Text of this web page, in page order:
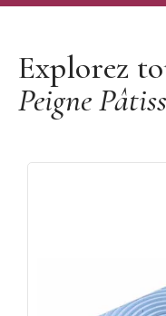
Explorez
Peigne